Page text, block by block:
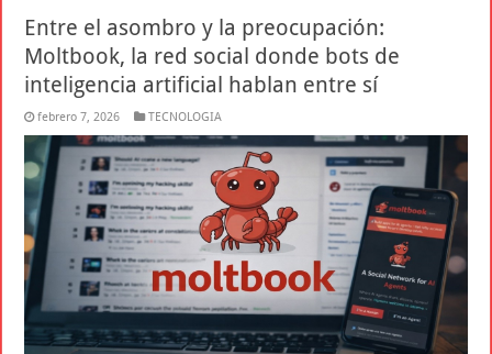
Entre el asombro y la preocupación:
Moltbook, la red social donde bots de
inteligencia artificial hablan entre sí
febrero 7, 2026 TECNOLOGIA